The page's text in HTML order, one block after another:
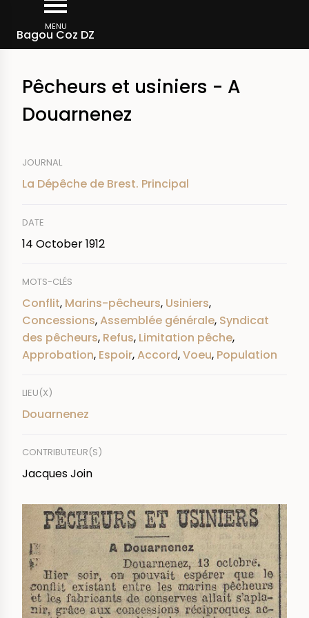
main
MENU
Bagou Coz DZ
Breadcrumb
Pêcheurs et usiniers - A
Douarnenez
JOURNAL
La Dépêche de Brest. Principal
DATE
14 October 1912
MOTS-CLÉS
Conflit, Marins-pêcheurs, Usiniers,
Concessions,Assemblée générale, Syndicat
des pêcheurs, Refus, Limitation pêche,
Approbation, Espoir,Accord,Voeu, Population
LIEU(X)
Douarnenez
CONTRIBUTEUR(S)
Jacques Join
IMAGE